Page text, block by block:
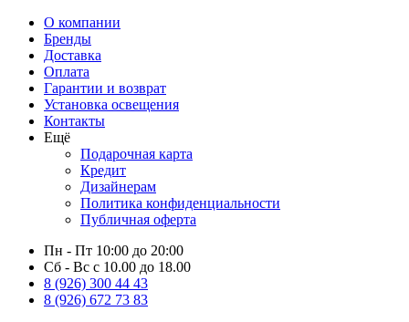
О компании
Бренды
Доставка
Оплата
Гарантии и возврат
Установка освещения
Контакты
Ещё
Подарочная карта
Кредит
Дизайнерам
Политика конфиденциальности
Публичная оферта
Пн - Пт 10:00 до 20:00
Сб - Вс с 10.00 до 18.00
8 (926) 300 44 43
8 (926) 672 73 83